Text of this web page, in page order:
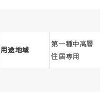
用途地域
第一種中高層
住居専用